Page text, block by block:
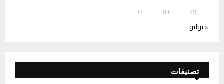
29
30
31
« يوليو
تصنيفات